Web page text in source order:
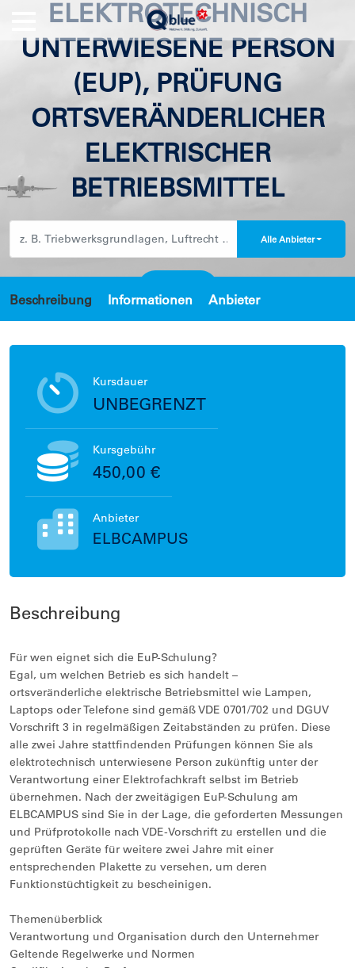
ELEKTROTECHNISCH
UNTERWIESENE PERSON
(EUP), PRÜFUNG
ORTSVERÄNDERLICHER
ELEKTRISCHER
BETRIEBSMITTEL
Alle Anbieter
Beschreibung Informationen Anbieter
Kursdauer
UNBEGRENZT
Kursgebühr
450,00 €
Anbieter
ELBCAMPUS
Beschreibung
Für wen eignet sich die EuP-Schulung?
Egal, um welchen Betrieb es sich handelt –
ortsveränderliche elektrische Betriebsmittel wie Lampen,
Laptops oder Telefone sind gemäß VDE 0701/702 und DGUV
Vorschrift 3 in regelmäßigen Zeitabständen zu prüfen. Diese
alle zwei Jahre stattfindenden Prüfungen können Sie als
elektrotechnisch unterwiesene Person zukünftig unter der
Verantwortung einer Elektrofachkraft selbst im Betrieb
übernehmen. Nach der zweitägigen EuP-Schulung am
ELBCAMPUS sind Sie in der Lage, die geforderten Messungen
und Prüfprotokolle nach VDE-Vorschrift zu erstellen und die
geprüften Geräte für weitere zwei Jahre mit einer
entsprechenden Plakette zu versehen, um deren
Funktionstüchtigkeit zu bescheinigen.
Themenüberblick
Verantwortung und Organisation durch den Unternehmer
Geltende Regelwerke und Normen